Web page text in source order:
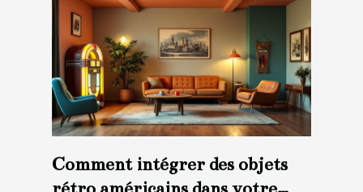
Comment intégrer des objets